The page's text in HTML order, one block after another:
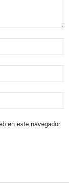
en este navegador